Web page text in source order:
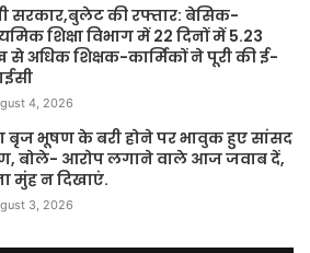
सरकार,बुलेट की रफ्तार: बेसिक-
शिक्षा विभाग में 22 दिनों में 5.23
से अधिक शिक्षक-कार्मिकों ने पूरी की ई-
4, 2026
बृज भूषण के बरी होने पर भावुक हुए सांसद
बोले- आरोप लगाने वाले आज जवाब दें,
मुंह न दिखाएं.
3, 2026